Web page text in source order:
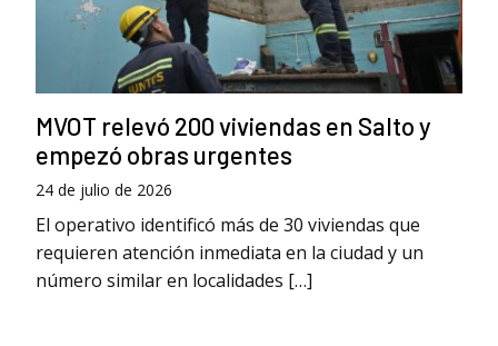
MVOT relevó 200 viviendas en Salto y
empezó obras urgentes
24 de julio de 2026
El operativo identificó más de 30 viviendas que
requieren atención inmediata en la ciudad y un
número similar en localidades […]